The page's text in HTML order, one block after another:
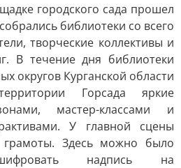
городского сада прошел
библиотеки со всего
творческие коллективы и
В течение дня библиотеки
округов Курганской области
Горсада яркие
мастер-классами и
У главной сцены
грамоты. Здесь можно было
надпись на